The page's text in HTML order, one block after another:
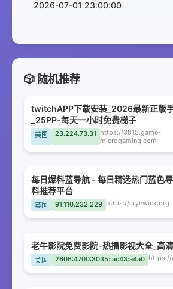
2026-07-01 23:00:00
🎲 随机推荐
twitchAPP下载安装_2026最新正版
_25PP-每天一小时免费梯子
美国 23.224.73.31 https://3815.game-
microgaming.com
每日爆料蓝导航 - 每日精选热门蓝色
料推荐平台
英国 91.110.232.229 https://crynwick.org
老牛影院免费影院-热播影视大全_高
美国 2606:4700:3035::ac43:a4a0 https://